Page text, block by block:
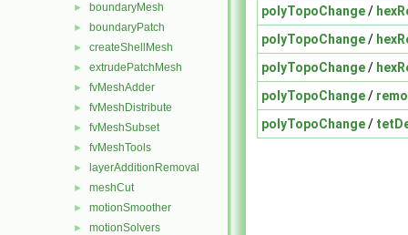
► boundaryMesh
► boundaryPatch
► createShellMesh
► extrudePatchMesh
► fvMeshAdder
► fvMeshDistribute
► fvMeshSubset
► fvMeshTools
► layerAdditionRemoval
► meshCut
► motionSmoother
► motionSolvers
polyTopoChange/
polyTopoChange/
polyTopoChange/
polyTopoChange/
polyTopoChange/